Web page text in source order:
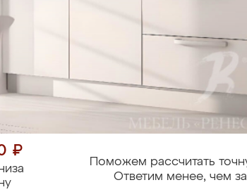
₽
Поможем рассчитать
Ответим менее, чем